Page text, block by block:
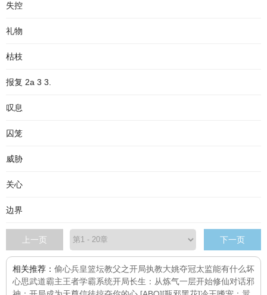
失控
礼物
枯枝
报复 2a 3 3.
叹息
囚笼
威胁
关心
边界
上一页 下一页
相关推荐： 偷心兵皇篮坛教父之开局执教大姚夺冠太监能有什么坏
心思武道霸主王者学霸系统开局长生：从炼气一层开始修仙对话邪